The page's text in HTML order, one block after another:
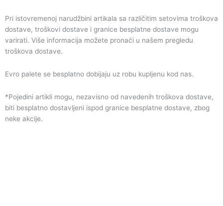
Pri istovremenoj narudžbini artikala sa različitim setovima troškova
dostave, troškovi dostave i granice besplatne dostave mogu
varirati. Više informacija možete pronaći u našem pregledu
troškova dostave.
Evro palete se besplatno dobijaju uz robu kupljenu kod nas.
*Pojedini artikli mogu, nezavisno od navedenih troškova dostave,
biti besplatno dostavljeni ispod granice besplatne dostave, zbog
neke akcije.